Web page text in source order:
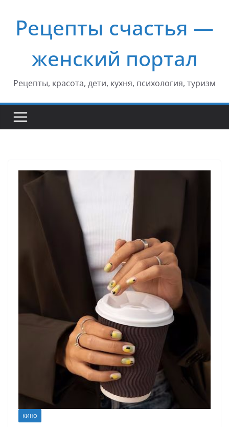
содержимому
Рецепты счастья —
женский портал
Рецепты, красота, дети, кухня, психология, туризм
КИНО